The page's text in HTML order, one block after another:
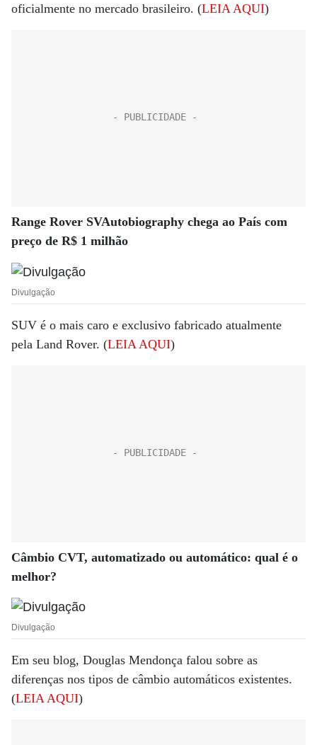
oficialmente no mercado brasileiro. (LEIA AQUI)
Range Rover SVAutobiography chega ao País com
preço de R$ 1 milhão
Divulgação
SUV é o mais caro e exclusivo fabricado atualmente
pela Land Rover. (LEIA AQUI)
Câmbio CVT, automatizado ou automático: qual é o
melhor?
Divulgação
Em seu blog, Douglas Mendonça falou sobre as
diferenças nos tipos de câmbio automáticos existentes.
(LEIA AQUI)